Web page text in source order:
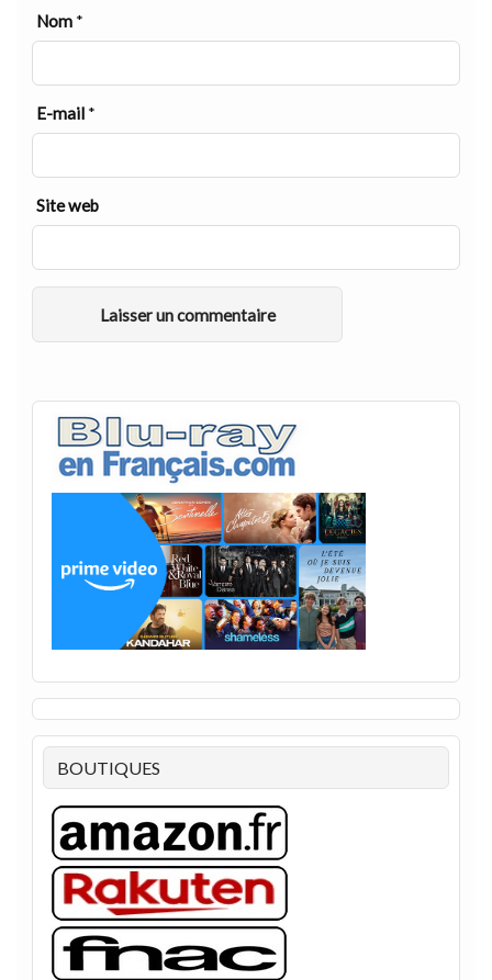
Nom *
E-mail *
Site web
BOUTIQUES